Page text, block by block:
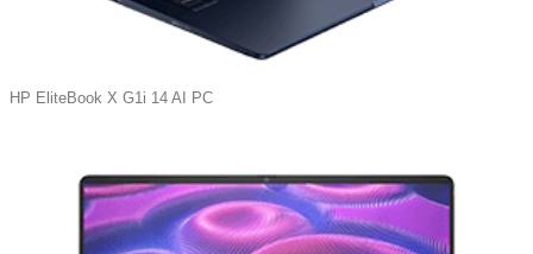
HP EliteBook X G1i 14 AI PC